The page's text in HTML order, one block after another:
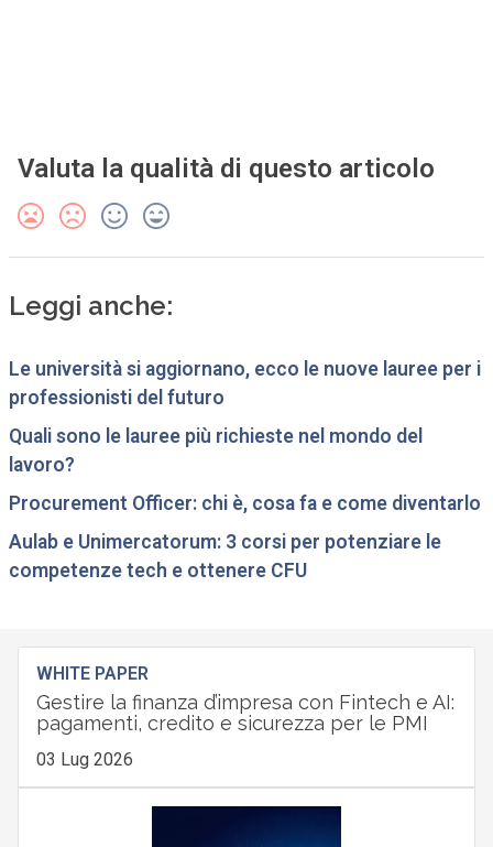
Valuta la qualità di questo articolo
Leggi anche:
Le università si aggiornano, ecco le nuove lauree per i
professionisti del futuro
Quali sono le lauree più richieste nel mondo del
lavoro?
Procurement Officer: chi è, cosa fa e come diventarlo
Aulab e Unimercatorum: 3 corsi per potenziare le
competenze tech e ottenere CFU
WHITE PAPER
Gestire la finanza d’impresa con Fintech e AI:
pagamenti, credito e sicurezza per le PMI
03 Lug 2026